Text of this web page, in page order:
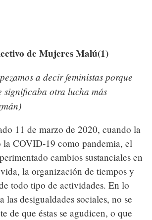
de Mujeres Malú(1)
a decir feministas porque
significaba otra lucha más
11 de marzo de 2020, cuando la
la COVID-19 como pandemia, el
cambios sustanciales en
la organización de tiempos y
todo tipo de actividades. En lo
las desigualdades sociales, no se
de que éstas se agudicen, o que